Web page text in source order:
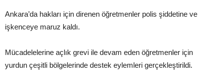
Ankara’da hakları için direnen öğretmenler polis şiddetine ve
işkenceye maruz kaldı.
Mücadelelerine açlık grevi ile devam eden öğretmenler için
yurdun çeşitli bölgelerinde destek eylemleri gerçekleştirildi.